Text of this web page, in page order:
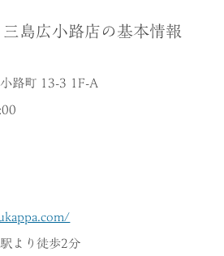
島広小路店の基本情報
路町 13-3 1F-A
より徒歩2分